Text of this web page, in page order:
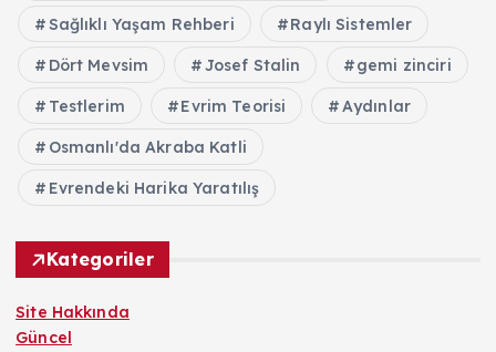
Sağlıklı Yaşam Rehberi Raylı Sistemler
Dört Mevsim Josef Stalin gemi zinciri
Testlerim Evrim Teorisi Aydınlar
Osmanlı'da Akraba Katli
Evrendeki Harika Yaratılış
Kategoriler
Site Hakkında
Güncel